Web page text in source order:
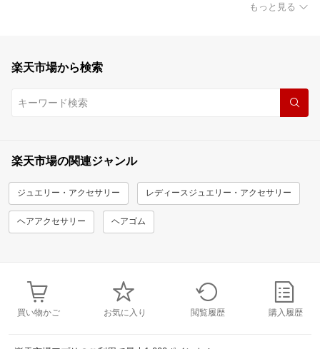
もっと見る
楽天市場から検索
楽天市場の関連ジャンル
ジュエリー・アクセサリー レディースジュエリー・アクセサリー
ヘアアクセサリー ヘアゴム
買い物かご お気に入り 閲覧履歴 購入履歴